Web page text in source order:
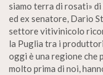
siamo terra di rosati»
ed ex senatore, Dario
settore vitivinicolo
la Puglia tra i
oggi è una regione che
molto prima di noi,